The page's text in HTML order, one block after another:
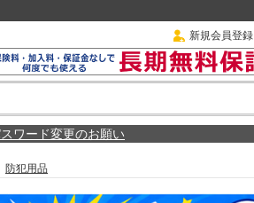
新規会員登録
ワード変更のお願い
防犯用品